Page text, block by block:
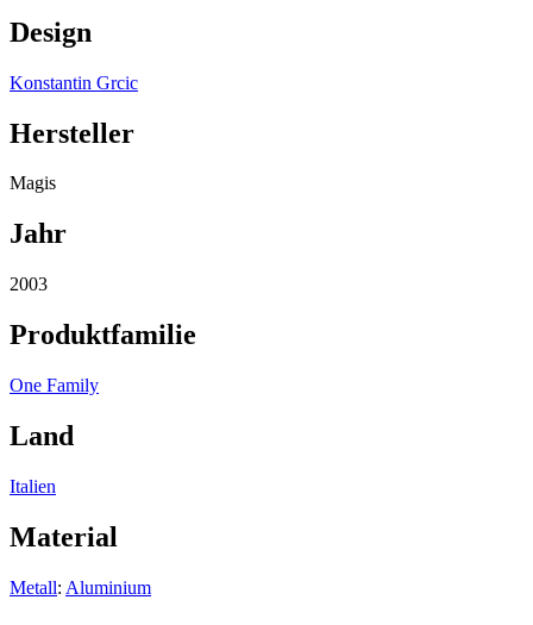
Design
Konstantin Grcic
Hersteller
Magis
Jahr
2003
Produktfamilie
One Family
Land
Italien
Material
Metall: Aluminium